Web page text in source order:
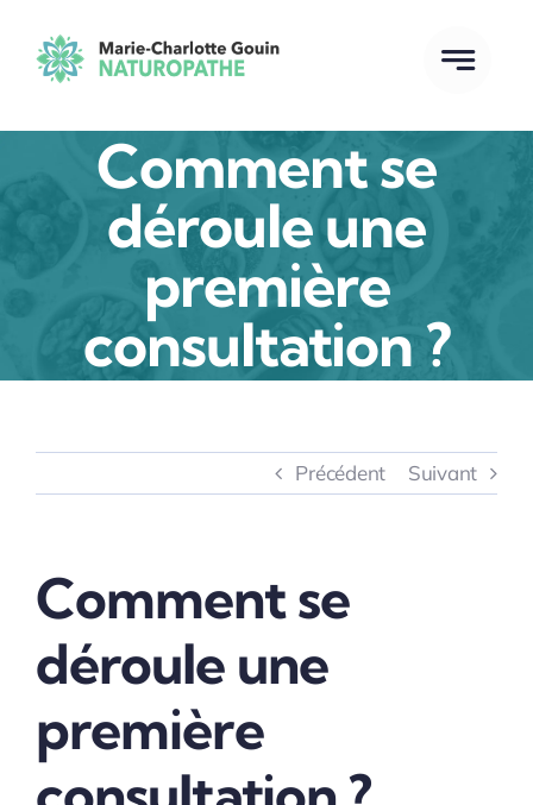
contenu
Comment se
déroule une
première
consultation ?
Précédent Suivant
Comment se
déroule une
première